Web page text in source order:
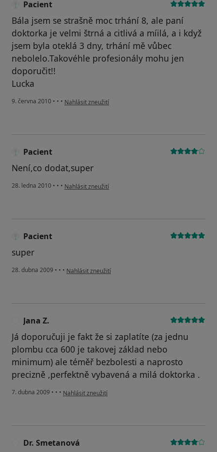
Pacient
Bála jsem se strašně moc trhání 8, ale paní
doktorka je velmi štrná a citlivá a míilá, a i když
jsem byla oteklá 3 dny, trhání mě vůbec
nebolelo.Takovéhle profesionály mohu jen
doporučit!!
Lucka
9. června 2010 • • • podle názoru uživatele Pacient
Nahlásit zneužití
Pacient
Není,co dodat,super
28. ledna 2010 • • • podle názoru uživatele Pacient
Nahlásit zneužití
Pacient
super
28. dubna 2009 • • • podle názoru uživatele Pacient
Nahlásit zneužití
Jana Z.
Já doporučuji je fakt že si zaplatíte (za jednu
plombu cca 600 je takovej základ nebo
minimum) ale téměř bezbolesti a naprosto
precizně ,perfektně vybavená a milá doktorka .
7. dubna 2009 • • • podle názoru uživatele Jana Z.
Nahlásit zneužití
Dr. Smetanová